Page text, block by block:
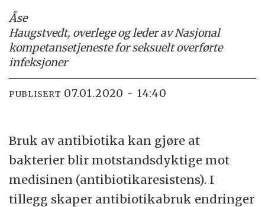
Åse
Haugstvedt, overlege og leder av Nasjonal
kompetansetjeneste for seksuelt overførte
infeksjoner
PUBLISERT 07.01.2020 - 14:40
Bruk av antibiotika kan gjøre at
bakterier blir motstandsdyktige mot
medisinen (antibiotikaresistens). I
tillegg skaper antibiotikabruk endringer